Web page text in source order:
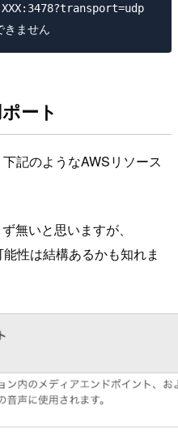
ート
記のようなAWSリソース
無いと思いますが、
性は結構あるかも知れま